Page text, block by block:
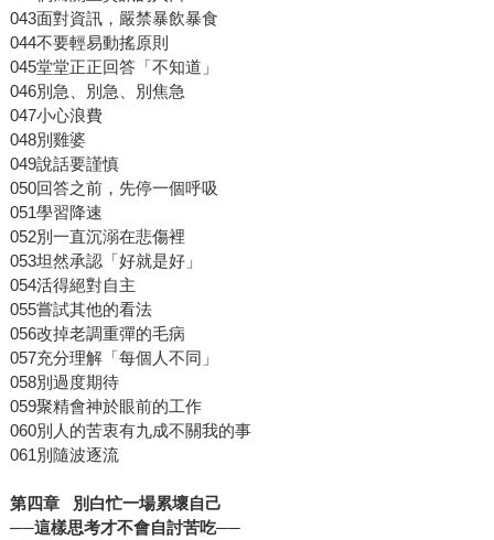
043面對資訊，嚴禁暴飲暴食
044不要輕易動搖原則
045堂堂正正回答「不知道」
046別急、別急、別焦急
047小心浪費
048別雞婆
049說話要謹慎
050回答之前，先停一個呼吸
051學習降速
052別一直沉溺在悲傷裡
053坦然承認「好就是好」
054活得絕對自主
055嘗試其他的看法
056改掉老調重彈的毛病
057充分理解「每個人不同」
058別過度期待
059聚精會神於眼前的工作
060別人的苦衷有九成不關我的事
061別隨波逐流
第四章 別白忙一場累壞自己
──這樣思考才不會自討苦吃──